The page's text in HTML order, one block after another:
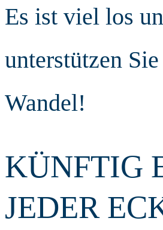
Es ist viel los
unterstützen
Wandel!
KÜNFTIG
JEDER